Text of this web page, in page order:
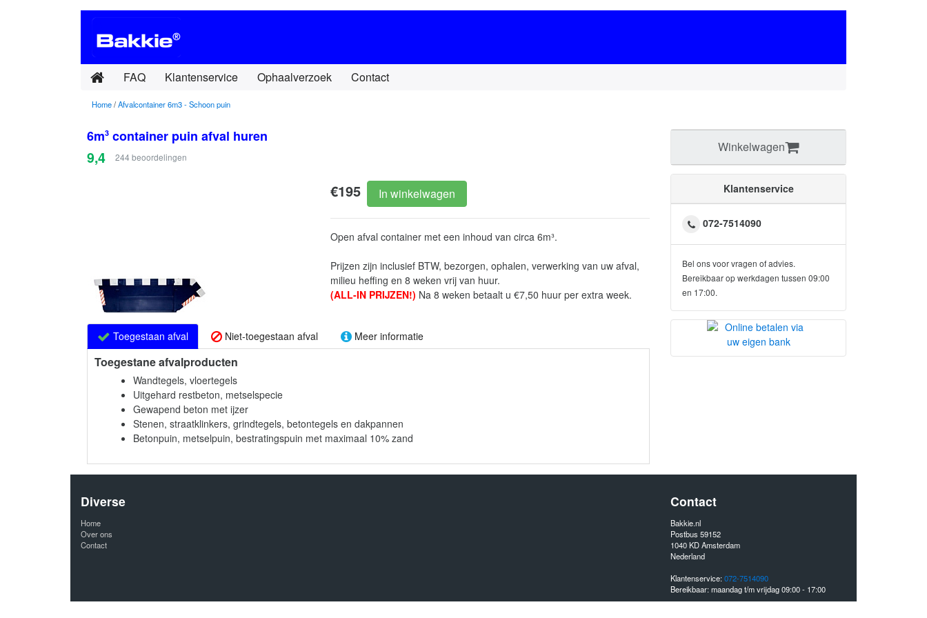
FAQ Klantenservice Ophaalverzoek Contact
Home/Afvalcontainer 6m3 - Schoon puin
6m3 container puin afval huren
9,4 244 beoordelingen
€195 In winkelwagen
Open afval container met een inhoud van circa 6m³.
Prijzen zijn inclusief BTW, bezorgen, ophalen, verwerking van uw afval,
milieu heffing en 8 weken vrij van huur.
(ALL-IN PRIJZEN!) Na 8 weken betaalt u €7,50 huur per extra week.
Toegestaan afval Niet-toegestaan afval Meer informatie
Toegestane afvalproducten
Wandtegels, vloertegels
Uitgehard restbeton, metselspecie
Gewapend beton met ijzer
Stenen, straatklinkers, grindtegels, betontegels en dakpannen
Betonpuin, metselpuin, bestratingspuin met maximaal 10% zand
Winkelwagen
Klantenservice
072-7514090
Bel ons voor vragen of advies.
Bereikbaar op werkdagen tussen 09:00
en 17:00.
Diverse
Home
Over ons
Contact
Contact
Bakkie.nl
Postbus 59152
1040 KDAmsterdam
Nederland
Klantenservice:072-7514090
Bereikbaar:maandag t/m vrijdag 09:00 - 17:00